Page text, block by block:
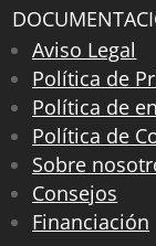
Aviso Legal
Política de
Política de
Política de
Sobre
Consejos
Financiación